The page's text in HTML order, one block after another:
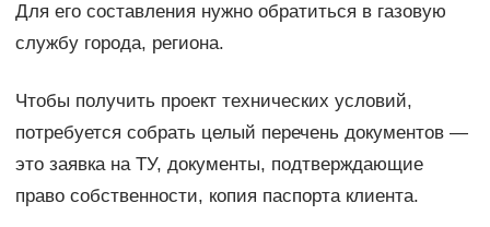
Для его составления нужно обратиться в газовую
службу города, региона.
Чтобы получить проект технических условий,
потребуется собрать целый перечень документов —
это заявка на ТУ, документы, подтверждающие
право собственности, копия паспорта клиента.